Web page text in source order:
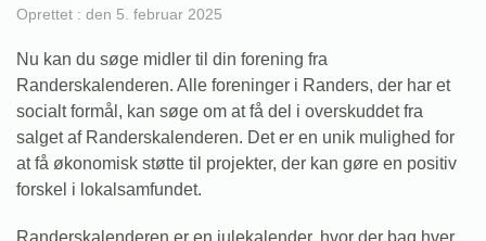
Oprettet : den 5. februar 2025
Nu kan du søge midler til din forening fra
Randerskalenderen. Alle foreninger i Randers, der har et
socialt formål, kan søge om at få del i overskuddet fra
salget af Randerskalenderen. Det er en unik mulighed for
at få økonomisk støtte til projekter, der kan gøre en positiv
forskel i lokalsamfundet.
Randerskalenderen er en julekalender, hvor der bag hver